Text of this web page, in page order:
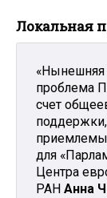
Локальная
«Нынешняя
проблема
счет
для
Центра
РАН Анна